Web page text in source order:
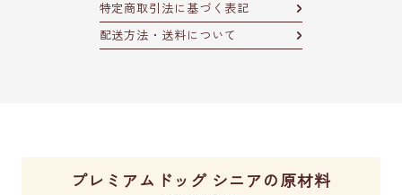
特定商取引法に基づく表記
配送方法・送料について
プレミアムドッグ シニアの原材料